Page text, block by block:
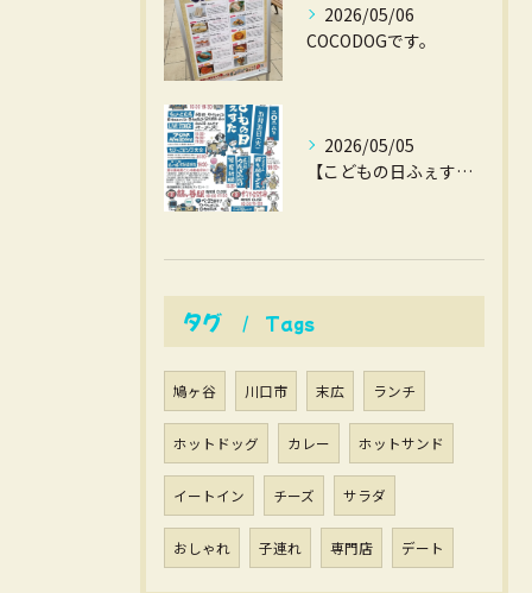
2026/05/06
COCODOGです。
2026/05/05
【こどもの日ふぇすた】
タグ Tags
鳩ヶ谷 川口市 末広 ランチ
ホットドッグ カレー ホットサンド
イートイン チーズ サラダ
おしゃれ 子連れ 専門店 デート